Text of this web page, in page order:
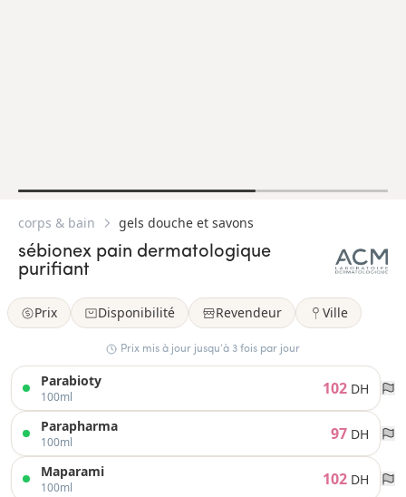
corps & bain gels douche et savons
sébionex pain dermatologique
purifiant
Prix Disponibilité Revendeur Ville
Prix mis à jour jusqu’à 3 fois par jour
Parabioty
100ml 102 DH
Parapharma
100ml 97 DH
Maparami
100ml 102 DH